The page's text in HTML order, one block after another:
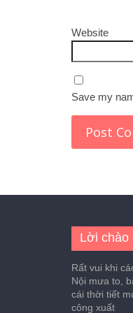
Website
Save my
Lời chào
Rất vui khi
Nội mưa to,
cái thời tiết
công xuất